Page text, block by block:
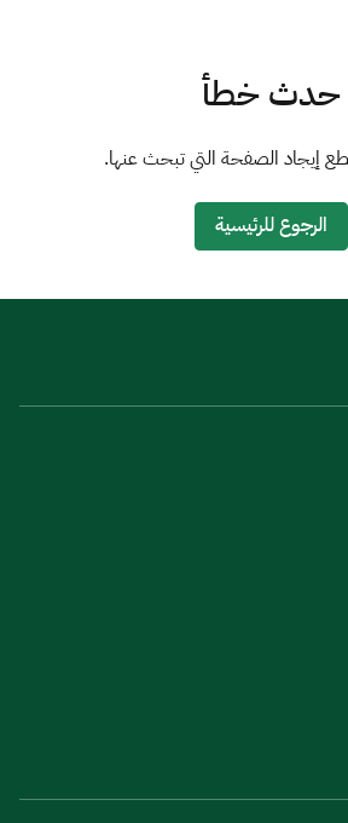
التصرفات العقارية
حدث خطأ
إيجاد الصفحة التي تبحث عنها.
الرجوع للرئيسية